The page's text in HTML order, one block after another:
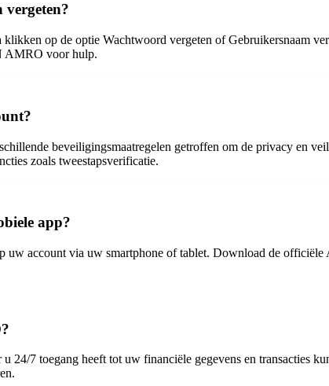
op de optie Wachtwoord vergeten of Gebruikersnaam
AMRO voor hulp.
beveiligingsmaatregelen getroffen om de privacy en
zoals tweestapsverificatie.
app?
account via uw smartphone of tablet. Download de
7 toegang heeft tot uw financiële gegevens en transacties